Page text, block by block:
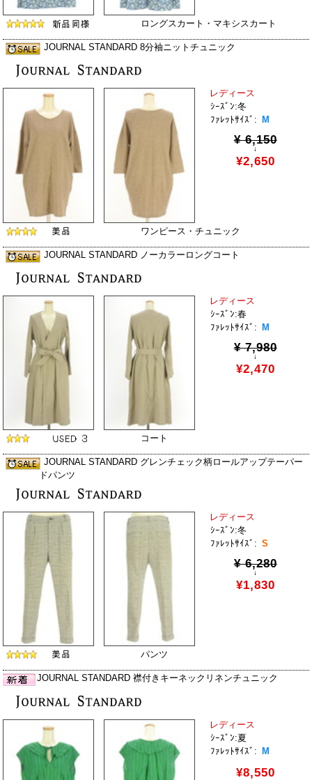
ロングスカート・マキシスカート
JOURNAL STANDARD 8分袖ニットチュニック
レディース
ｼｰｽﾞﾝ:冬
ﾌｧﾚｯﾄｻｲｽﾞ:
M
¥ 6,150
↓
¥2,650
ワンピース・チュニック
JOURNAL STANDARD ノーカラーロングコート
レディース
ｼｰｽﾞﾝ:春
ﾌｧﾚｯﾄｻｲｽﾞ:
M
¥ 7,980
↓
¥2,470
コート
JOURNAL STANDARD グレンチェック柄ロールアップテーパー
ドパンツ
レディース
ｼｰｽﾞﾝ:冬
ﾌｧﾚｯﾄｻｲｽﾞ: S
¥ 6,280
↓
¥1,830
パンツ
JOURNAL STANDARD 襟付きキーネックリネンチュニック
レディース
ｼｰｽﾞﾝ:夏
ﾌｧﾚｯﾄｻｲｽﾞ: M
¥8,550